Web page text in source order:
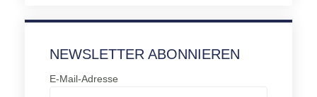
NEWSLETTER ABONNIEREN
E-Mail-Adresse